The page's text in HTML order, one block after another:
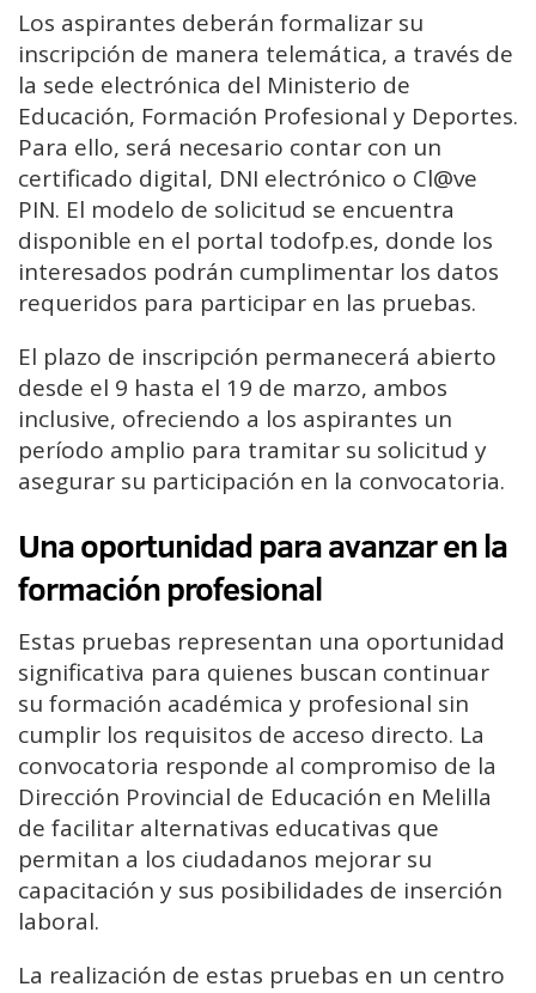
Los aspirantes deberán formalizar su
inscripción de manera telemática, a través de
la sede electrónica del Ministerio de
Educación, Formación Profesional y Deportes.
Para ello, será necesario contar con un
certificado digital, DNI electrónico o Cl@ve
PIN. El modelo de solicitud se encuentra
disponible en el portal todofp.es, donde los
interesados podrán cumplimentar los datos
requeridos para participar en las pruebas.
El plazo de inscripción permanecerá abierto
desde el 9 hasta el 19 de marzo, ambos
inclusive, ofreciendo a los aspirantes un
período amplio para tramitar su solicitud y
asegurar su participación en la convocatoria.
Una oportunidad para avanzar en la
formación profesional
Estas pruebas representan una oportunidad
significativa para quienes buscan continuar
su formación académica y profesional sin
cumplir los requisitos de acceso directo. La
convocatoria responde al compromiso de la
Dirección Provincial de Educación en Melilla
de facilitar alternativas educativas que
permitan a los ciudadanos mejorar su
capacitación y sus posibilidades de inserción
laboral.
La realización de estas pruebas en un centro